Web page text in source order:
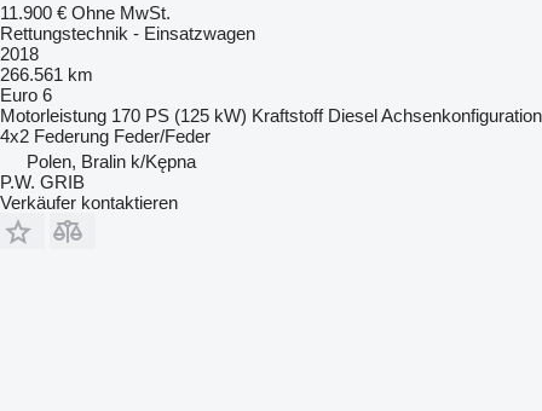
11.900 € Ohne MwSt.
Rettungstechnik - Einsatzwagen
2018
266.561 km
Euro 6
Motorleistung 170 PS (125 kW) Kraftstoff DieselAchsenkonfiguration
4x2 Federung Feder/Feder
Polen, Bralin k/Kępna
P.W. GRIB
Verkäufer kontaktieren